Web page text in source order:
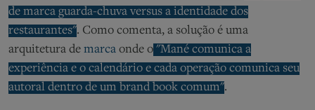
de marca guarda-chuva versus a identidade dos
restaurantes". Como comenta, a solução é uma
arquitetura de marca onde o "Mané comunica a
experiência e o calendário e cada operação comunica seu
autoral dentro de um brand book comum".